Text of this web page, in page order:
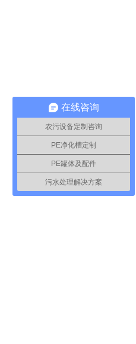
在线咨询
农污设备定制咨询
PE净化槽定制
PE罐体及配件
污水处理解决方案